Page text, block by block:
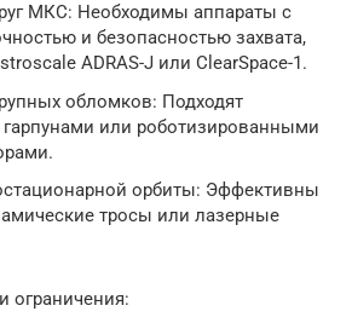
МКС: Необходимы аппараты с
и безопасностью захвата,
ADRAS-J или ClearSpace-1.
обломков: Подходят
или роботизированными
орбиты: Эффективны
тросы или лазерные
ограничения: